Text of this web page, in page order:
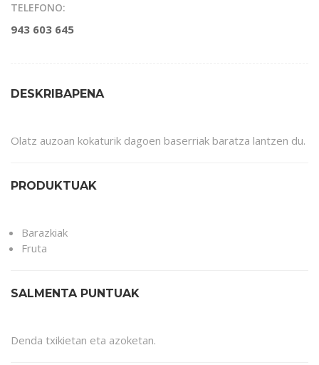
TELEFONO:
943 603 645
DESKRIBAPENA
Olatz auzoan kokaturik dagoen baserriak baratza lantzen du.
PRODUKTUAK
Barazkiak
Fruta
SALMENTA PUNTUAK
Denda txikietan eta azoketan.